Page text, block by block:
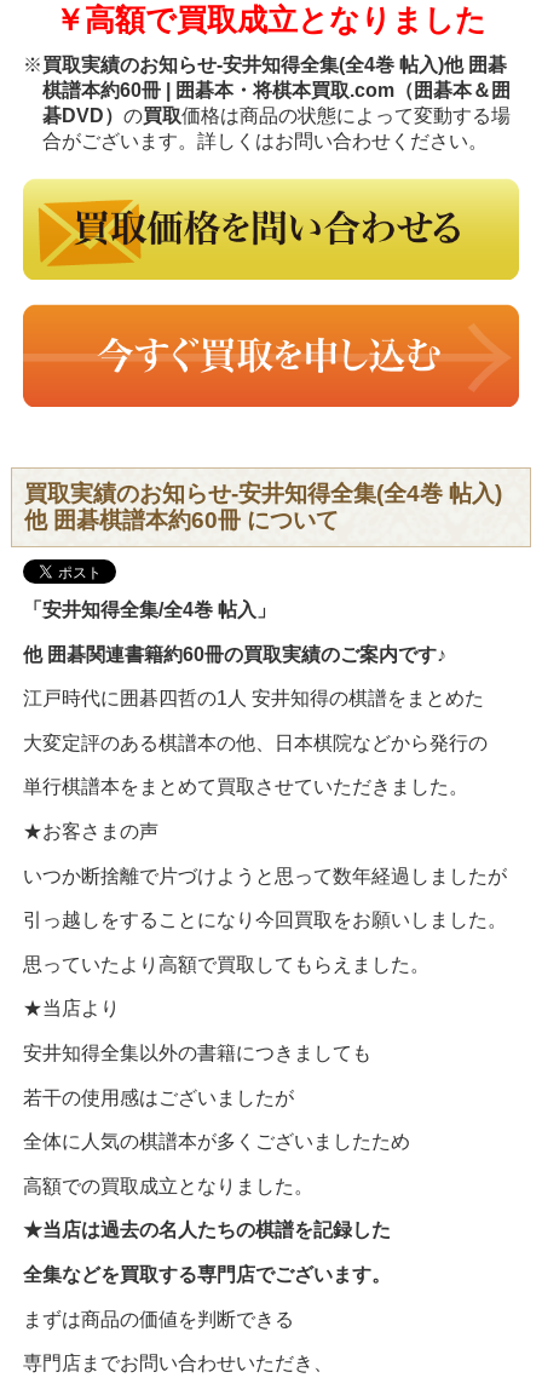
￥高額で買取成立となりました
※買取実績のお知らせ-安井知得全集(全4巻 帖入)他 囲碁
棋譜本約60冊 | 囲碁本・将棋本買取.com（囲碁本＆囲
碁DVD） の買取価格は商品の状態によって変動する場
合がございます。詳しくはお問い合わせください。
買取実績のお知らせ-安井知得全集(全4巻 帖入)
他 囲碁棋譜本約60冊 について
「安井知得全集/全4巻 帖入」
他 囲碁関連書籍約60冊の買取実績のご案内です♪
江戸時代に囲碁四哲の1人 安井知得の棋譜をまとめた
大変定評のある棋譜本の他、日本棋院などから発行の
単行棋譜本をまとめて買取させていただきました。
★お客さまの声
いつか断捨離で片づけようと思って数年経過しましたが
引っ越しをすることになり今回買取をお願いしました。
思っていたより高額で買取してもらえました。
★当店より
安井知得全集以外の書籍につきましても
若干の使用感はございましたが
全体に人気の棋譜本が多くございましたため
高額での買取成立となりました。
★当店は過去の名人たちの棋譜を記録した
全集などを買取する専門店でございます。
まずは商品の価値を判断できる
専門店までお問い合わせいただき、